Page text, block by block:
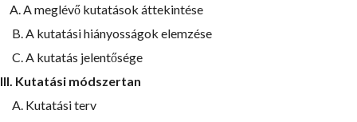
A. A meglévő kutatások áttekintése
B. A kutatási hiányosságok elemzése
C. A kutatás jelentősége
III. Kutatási módszertan
A. Kutatási terv